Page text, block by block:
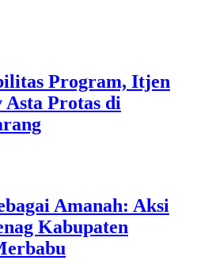
Program, Itjen
Asta Protas di
Amanah: Aksi
Kabupaten